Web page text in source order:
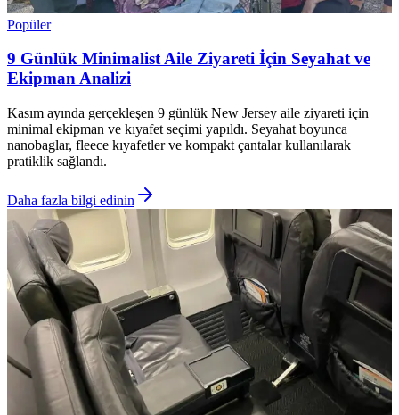
Popüler
9 Günlük Minimalist Aile Ziyareti İçin Seyahat ve
Ekipman Analizi
Kasım ayında gerçekleşen 9 günlük New Jersey aile ziyareti için
minimal ekipman ve kıyafet seçimi yapıldı. Seyahat boyunca
nanobaglar, fleece kıyafetler ve kompakt çantalar kullanılarak
pratiklik sağlandı.
Daha fazla bilgi edinin